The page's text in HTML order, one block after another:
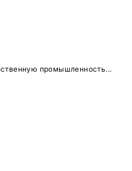
промышленность...